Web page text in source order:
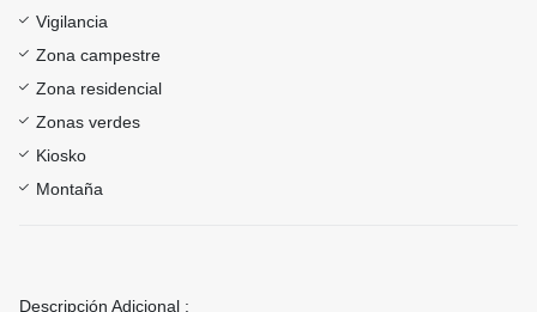
Vigilancia
Zona campestre
Zona residencial
Zonas verdes
Kiosko
Montaña
Descripción Adicional :